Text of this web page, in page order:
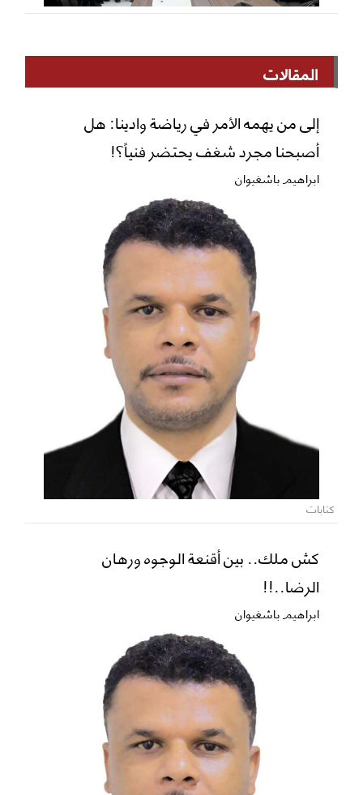
المقالات
إلى من يهمه الأمر في رياضة وادينا: هل
أصبحنا مجرد شغف يحتضر فنياً؟!
ابراهيم باشغيوان
كتابات
كش ملك.. بين أقنعة الوجوه ورهان
الرضا..!!
ابراهيم باشغيوان